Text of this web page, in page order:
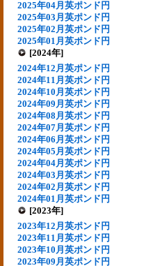
2025年04月英ポンド円
2025年03月英ポンド円
2025年02月英ポンド円
2025年01月英ポンド円
[2024年]
2024年12月英ポンド円
2024年11月英ポンド円
2024年10月英ポンド円
2024年09月英ポンド円
2024年08月英ポンド円
2024年07月英ポンド円
2024年06月英ポンド円
2024年05月英ポンド円
2024年04月英ポンド円
2024年03月英ポンド円
2024年02月英ポンド円
2024年01月英ポンド円
[2023年]
2023年12月英ポンド円
2023年11月英ポンド円
2023年10月英ポンド円
2023年09月英ポンド円